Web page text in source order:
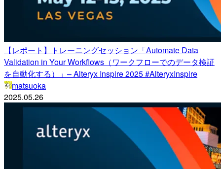
【レポート】トレーニングセッション「Automate Data
Validation in Your Workflows（ワークフローでのデータ検証
を自動化する）」– Alteryx Inspire 2025 #AlteryxInspire
matsuoka
2025.05.26